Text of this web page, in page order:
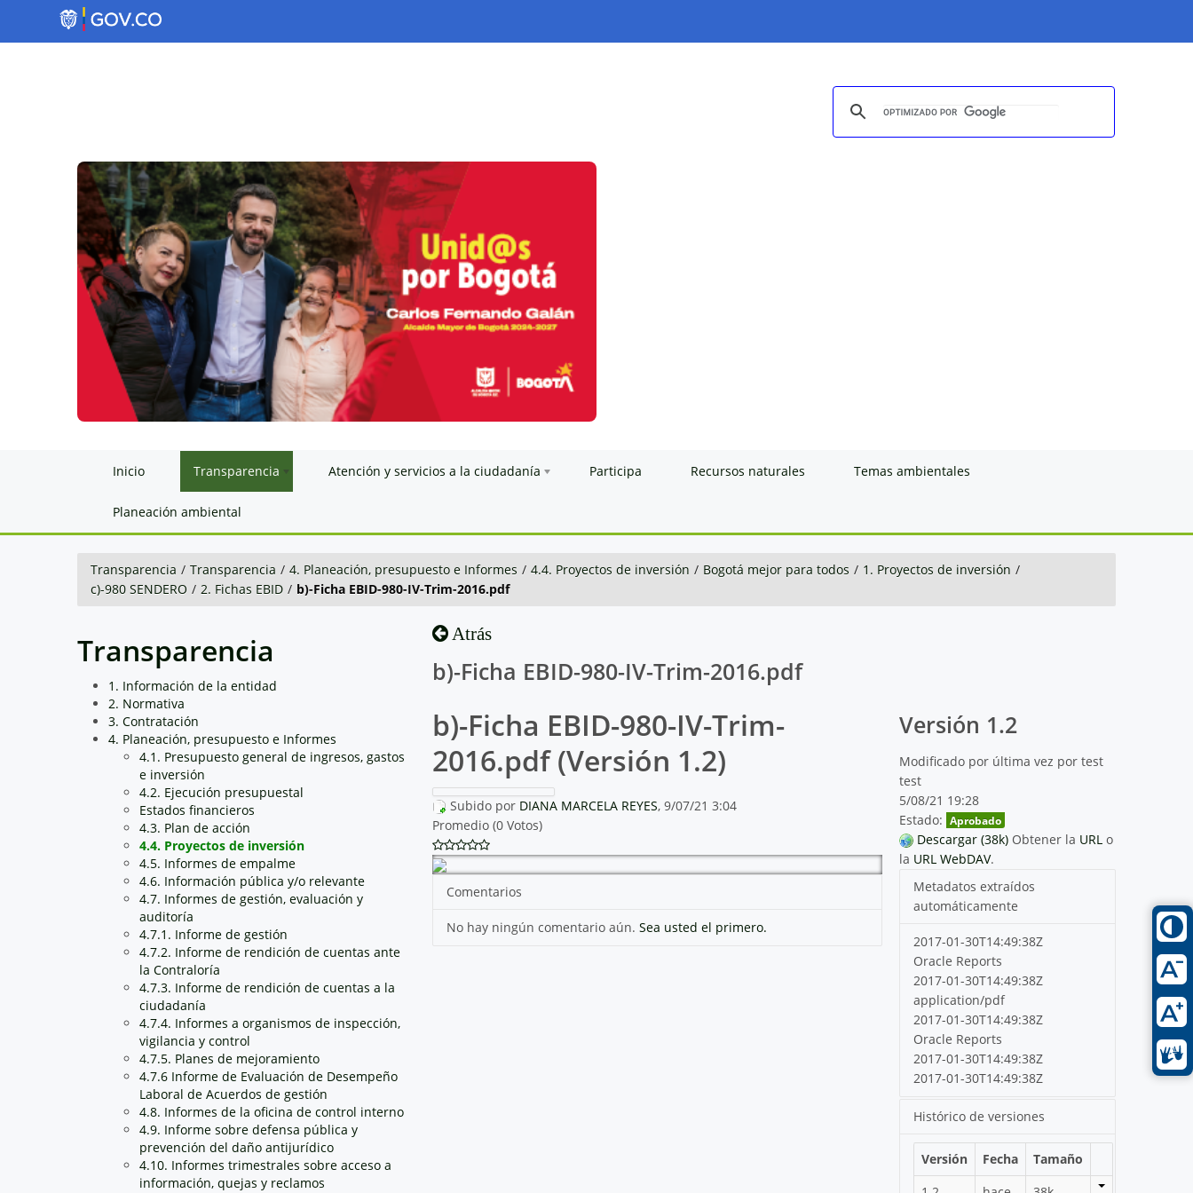
Inicio Transparencia Atención y servicios a la ciudadanía Participa Recursos naturales Temas ambientales
Planeación ambiental
Transparencia / Transparencia / 4. Planeación, presupuesto e Informes / 4.4. Proyectos de inversión / Bogotá mejor para todos / 1. Proyectos de inversión /
c)-980 SENDERO / 2. Fichas EBID / b)-Ficha EBID-980-IV-Trim-2016.pdf
Transparencia
1. Información de la entidad
2. Normativa
3. Contratación
4. Planeación, presupuesto e Informes
4.1. Presupuesto general de ingresos, gastos
e inversión
4.2. Ejecución presupuestal
Estados financieros
4.3. Plan de acción
4.4. Proyectos de inversión
4.5. Informes de empalme
4.6. Información pública y/o relevante
4.7. Informes de gestión, evaluación y
auditoría
4.7.1. Informe de gestión
4.7.2. Informe de rendición de cuentas ante
la Contraloría
4.7.3. Informe de rendición de cuentas a la
ciudadanía
4.7.4. Informes a organismos de inspección,
vigilancia y control
4.7.5. Planes de mejoramiento
4.7.6 Informe de Evaluación de Desempeño
Laboral de Acuerdos de gestión
4.8. Informes de la oficina de control interno
4.9. Informe sobre defensa pública y
prevención del daño antijurídico
4.10. Informes trimestrales sobre acceso a
información, quejas y reclamos
Atrás
b)-Ficha EBID-980-IV-Trim-2016.pdf
b)-Ficha EBID-980-IV-Trim-
2016.pdf (Versión 1.2)
Subido por DIANA MARCELA REYES, 9/07/21 3:04
Promedio (0 Votos)
Comentarios
No hay ningún comentario aún. Sea usted el primero.
Versión 1.2
Modificado por última vez por test
test
5/08/21 19:28
Estado: Aprobado
Descargar (38k) Obtener la URL o
la URL WebDAV.
Metadatos extraídos
automáticamente
2017-01-30T14:49:38Z
Oracle Reports
2017-01-30T14:49:38Z
application/pdf
2017-01-30T14:49:38Z
Oracle Reports
2017-01-30T14:49:38Z
2017-01-30T14:49:38Z
Histórico de versiones
Versión Fecha
Tamaño